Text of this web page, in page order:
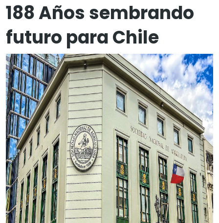
188 Años sembrando
futuro para Chile